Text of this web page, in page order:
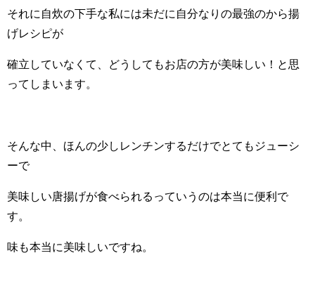
それに自炊の下手な私には未だに自分なりの最強のから揚
げレシピが
確立していなくて、どうしてもお店の方が美味しい！と思
ってしまいます。
そんな中、ほんの少しレンチンするだけでとてもジューシ
ーで
美味しい唐揚げが食べられるっていうのは本当に便利で
す。
味も本当に美味しいですね。